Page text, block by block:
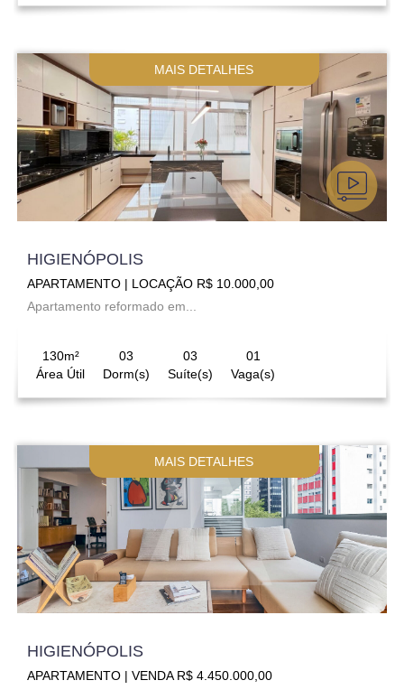
MAIS DETALHES
HIGIENÓPOLIS
APARTAMENTO | LOCAÇÃO R$ 10.000,00
Apartamento reformado em...
130m²
Área Útil
03
Dorm(s)
03
Suíte(s)
01
Vaga(s)
MAIS DETALHES
HIGIENÓPOLIS
APARTAMENTO | VENDA R$ 4.450.000,00